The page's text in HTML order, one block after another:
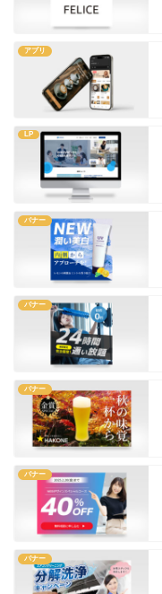
アプリ
LP
バナー
バナー
バナー
バナー
バナー